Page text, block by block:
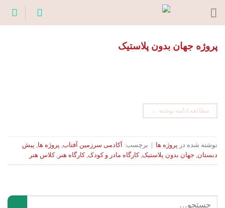
پروژه جهان بدون پلاستیک
مطالعه ادامه نوشته →
نوشته شده در پروژه ها برچسب: آکادمی سرزمین آفتاب, پروژه ها, پیش
دبستان, جهان بدون پلاستیک, کارگاه مادر و کودک, کارگاه هنر , کلاس هنر